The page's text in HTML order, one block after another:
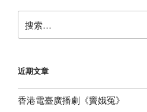
索：
近期文章
香港電臺廣播劇《竇娥冤》